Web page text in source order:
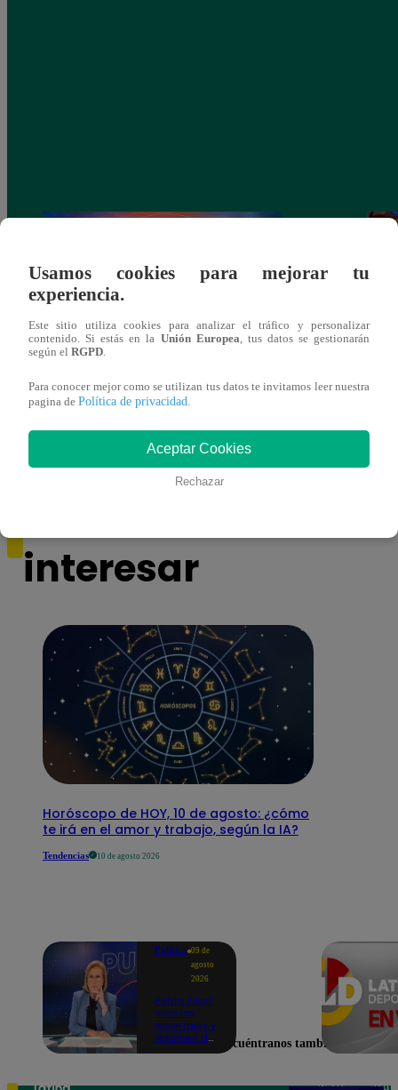
La Voz Generaciones – Sábado 14 de
enero del 2023 – Programa completo
interesar
Horóscopo de HOY, 10 de agosto: ¿cómo
te irá en el amor y trabajo, según la IA?
Tendencias 10 de agosto 2026
Política 09 de
agosto
2026
Punto Final:
mira los
reportajes y
resumen del
Usamos cookies para mejorar tu
experiencia.
Este sitio utiliza cookies para analizar el tráfico y personalizar
contenido. Si estás en la Unión Europea , tus datos se gestionarán
según el RGPD
Para conocer mejor como se utilizan tus datos te invitamos leer nuestra
pagina de Política de privacidad
Aceptar Cookies
Rechazar
Encuéntranos también en